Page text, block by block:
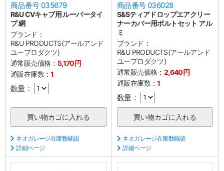
商品番号 035679
R&U CVキャブ用 ルーバータイ
プ 網
ブランド：
R&U PRODUCTS(アールアンド
ユープロダクツ)
通常販売価格： 5,170円
通販在庫数：1
数量：
ネオガレージ在庫数確認
詳細ページ
商品番号 036028
S&Sティアドロップエアクリー
ナーカバー用ボルトセット アル
ミ
ブランド：
R&U PRODUCTS(アールアンド
ユープロダクツ)
通常販売価格： 2,640円
通販在庫数：1
数量：
ネオガレージ在庫数確認
詳細ページ